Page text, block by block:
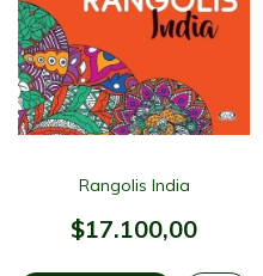
Rangolis India
$17.100,00